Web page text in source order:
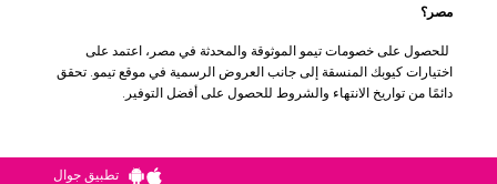
مصر؟
للحصول على خصومات تيمو الموثوقة والمحدثة في مصر، اعتمد على
اختيارات كيوبك المنسقة إلى جانب العروض الرسمية في موقع تيمو. تحقق
دائمًا من تواريخ الانتهاء والشروط للحصول على أفضل التوفير.
تطبيق جوال